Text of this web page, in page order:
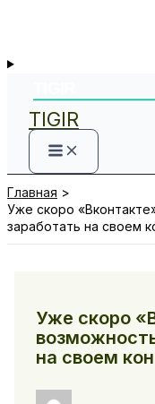
TIGIR
Главная
Уже скоро
заработать на своем
Уже скоро
на своем